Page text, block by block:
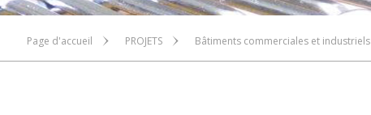
Page d'accueil PROJETS Bâtiments commerciales et industriels